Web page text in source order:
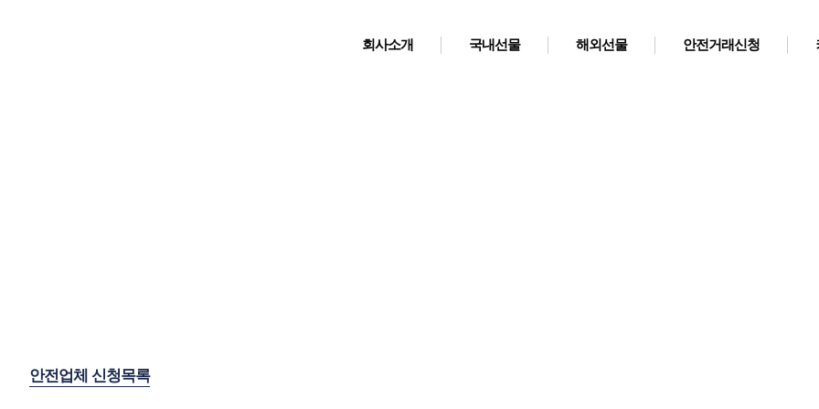
회사소개 국내선물 해외선물 안전거래신청
안전업체 신청목록